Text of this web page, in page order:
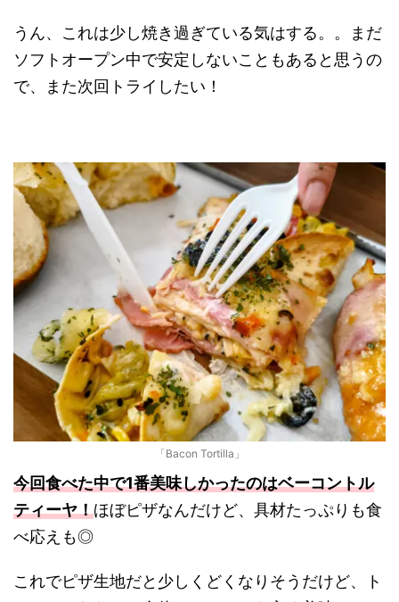
うん、これは少し焼き過ぎている気はする。。まだ
ソフトオープン中で安定しないこともあると思うの
で、また次回トライしたい！
「Bacon Tortilla」
今回食べた中で1番美味しかったのはベーコントル
ティーヤ！ほぼピザなんだけど、具材たっぷりも食
べ応えも◎
これでピザ生地だと少しくどくなりそうだけど、ト